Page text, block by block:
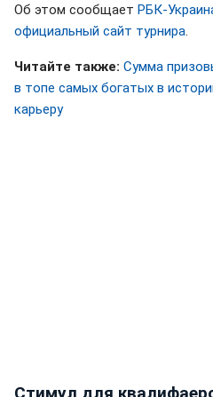
Об этом сообщает РБК-
официальный сайт турнира
Читайте также: Сумма
в топе самых богатых в
карьеру
Стимул для